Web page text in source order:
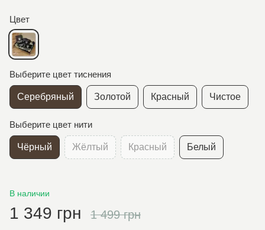
Цвет
Выберите цвет тиснения
Серебряный Золотой Красный Чистое
Выберите цвет нити
Чёрный Жёлтый Красный Белый
В наличии
1 349 грн 1 499 грн